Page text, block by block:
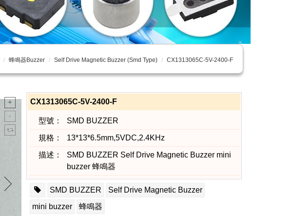
蜂鳴器Buzzer Self Drive Magnetic Buzzer (Smd Type) CX1313065C-5V-2400-F
CX1313065C-5V-2400-F
型號： SMD BUZZER
規格： 13*13*6.5mm,5VDC,2.4KHz
描述：
SMD BUZZER Self Drive Magnetic Buzzer mini
buzzer 蜂鳴器
SMD BUZZER
Self Drive Magnetic Buzzer
mini buzzer
蜂鳴器